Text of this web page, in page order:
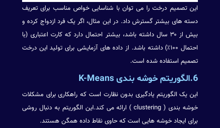
این تصمیم درخت را می توان با شناسایی خواص مناسب برای تعریف
دسته های بیشتر گسترش داد. در این مثال، اگر یک فرد ازدواج کرده و
بیش از ۳۰ سال داشته باشد، بیشتر احتمال دارد که کارت اعتباری (با
احتمال ۱۰۰٪) داشته باشد. از داده های آزمایشی برای تولید این درخت
تصمیم استفاده شده است.
6.الگوریتم خوشه بندی K-Means
این یک الگوریتم یادگیری بدون نظارت است که راهکاری برای مشکلات
خوشه بندی ( clustering ) ارائه می کند.این الگوریتم به دنبال روشی
برای ایجاد خوشه هایی است که حاوی نقاط داده همگن هستند.